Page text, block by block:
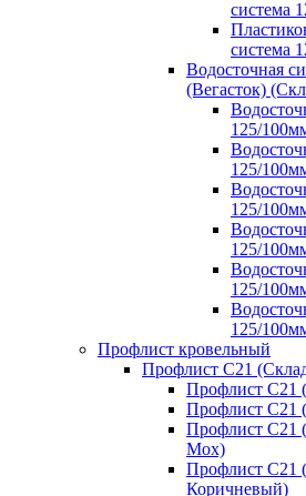
система
система
Водосточная
(Вегасток)
125/
125/
125/
125/
125/
125/
Профлист кровельный
Профлист С21
Профлист
Профлист С21
Профлист С21
Мох)
Профлист С21
Коричневый)